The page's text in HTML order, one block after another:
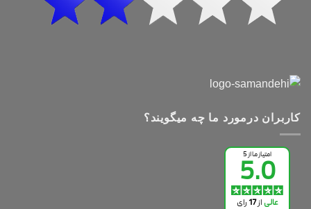
کاربران درمورد ما چه میگویند؟